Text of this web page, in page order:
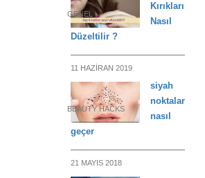
GENEL
Kırıkları
Nasıl
Düzeltilir ?
11 HAZIRAN 2019
BEAUTY HACKS
siyah
noktalar
nasıl
geçer
21 MAYIS 2018